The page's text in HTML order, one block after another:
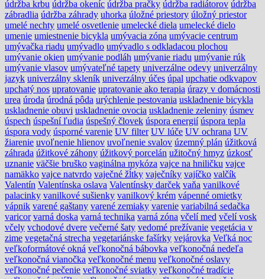
údržba krbu údržba okeníc údržba pračky údržba radiátorov údržba
zábradlia údržba záhrady uhorka úložné priestory úložný priestor
umelé nechty umelé osvetlenie umelecké diela umelecké dielo
umenie umiestnenie bicykla umývacia zóna umývacie centrum
umývačka riadu umývadlo umývadlo s odkladacou plochou
umývanie okien umývanie podláh umývanie riadu umývanie rúk
umývanie vlasov umývateľné tapety univerzálne odevy univerzálny
jazyk univerzálny skleník univerzálny účes úpal upchatie odkvapov
upchatý nos upratovanie upratovanie ako terapia úrazy v domácnosti
urea úroda úrodná pôda urýchlenie pestovania uskladnenie bicykla
uskladnenie obuvi uskladnenie ovocia uskladnenie zeleniny úsmev
úspech úspešní ľudia úspešný človek úspora energií úspora tepla
úspora vody úsporné varenie UV filter UV lúče UV ochrana UV
žiarenie uvoľnenie hlienov uvoľnenie svalov územný plán úžitková
záhrada úžitkové záhony úžitkový porcelán užitočný hmyz úzkosť
uznanie väčšie bruško vaginálna mykóza vajce na hniličku vajce
namäkko vajce natvrdo vaječné žĺtky vaječníky vajíčko valčík
Valentín Valentínska oslava Valentínsky darček vaňa vanilkové
palacinky vanilkové sušienky vanilkový krém vápenné omietky
vápnik varené gaštany varené zemiaky varenie variabilná sedačka
varicor varná doska varná technika varná zóna včelí med včelí vosk
včely vchodové dvere večerné šaty vedomé prežívanie vegetácia v
zime vegetačná strecha vegetariánske fašírky vejárovka Veľká noc
veľkoformátové okná veľkonočná bábovka veľkonočná nedeľa
veľkonočná vianočka veľkonočné menu veľkonočné oslavy
veľkonočné pečenie veľkonočné sviatky veľkonočné tradície